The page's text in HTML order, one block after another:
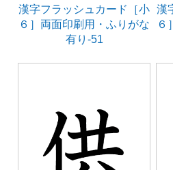
漢字フラッシュカード［小
６］両面印刷用・ふりがな
有り-51
漢
６